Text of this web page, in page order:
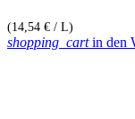
(14,54 € / L)
shopping_cartin den